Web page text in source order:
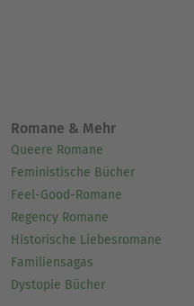
Romane & Mehr
Queere Romane
Feministische Bücher
Feel-Good-Romane
Regency Romane
Historische Liebesromane
Familiensagas
Dystopie Bücher